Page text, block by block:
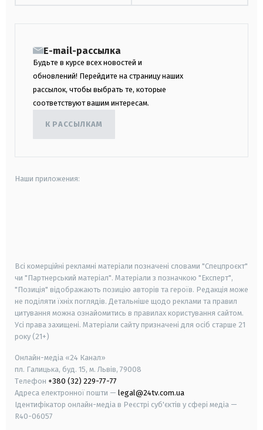
E-mail-рассылка
Будьте в курсе всех новостей и
обновлений! Перейдите на страницу наших
рассылок, чтобы выбрать те, которые
соответствуют вашим интересам.
К РАССЫЛКАМ
Наши приложения:
Всі комерційні рекламні матеріали позначені словами "Спецпроєкт"
чи "Партнерський матеріал". Матеріали з позначкою "Експерт",
"Позиція" відображають позицію авторів та героїв. Редакція може
не поділяти їхніх поглядів. Детальніше щодо реклами та правил
цитування можна ознайомитись в правилах користування сайтом.
Усі права захищені. Матеріали сайту призначені для осіб старше 21
року (21+)
Онлайн-медіа «24 Канал»
пл. Галицька, буд. 15, м. Львів, 79008
Телефон +380 (32) 229-77-77
Адреса електронної пошти — legal@24tv.com.ua
Ідентифікатор онлайн-медіа в Реєстрі суб'єктів у сфері медіа —
R40-06057